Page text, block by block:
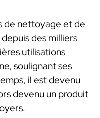
de nettoyage et de
des milliers
utilisations
soulignant ses
il est devenu
devenu un produit